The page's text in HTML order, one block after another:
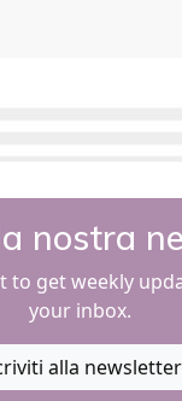
nostra
to get weekly
your inbox.
alla newsletter